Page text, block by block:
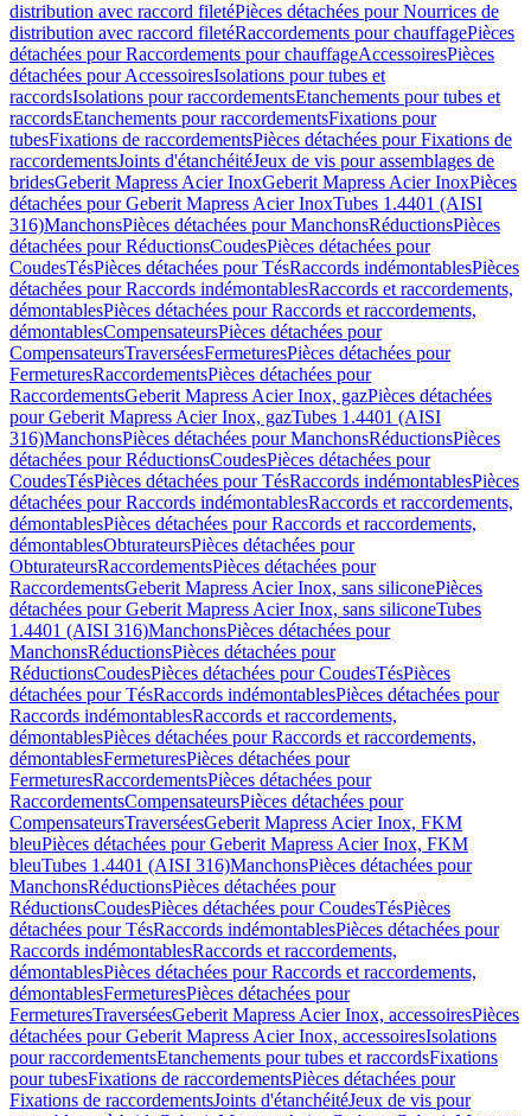
distribution avec raccord filetéPièces détachées pour Nourrices de
distribution avec raccord filetéRaccordements pour chauffagePièces
détachées pour Raccordements pour chauffageAccessoiresPièces
détachées pour AccessoiresIsolations pour tubes et
raccordsIsolations pour raccordementsEtanchements pour tubes et
raccordsEtanchements pour raccordementsFixations pour
tubesFixations de raccordementsPièces détachées pour Fixations de
raccordementsJoints d'étanchéitéJeux de vis pour assemblages de
bridesGeberit Mapress Acier InoxGeberit Mapress Acier InoxPièces
détachées pour Geberit Mapress Acier InoxTubes 1.4401 (AISI
316)ManchonsPièces détachées pour ManchonsRéductionsPièces
détachées pour RéductionsCoudesPièces détachées pour
CoudesTésPièces détachées pour TésRaccords indémontablesPièces
détachées pour Raccords indémontablesRaccords et raccordements,
démontablesPièces détachées pour Raccords et raccordements,
démontablesCompensateursPièces détachées pour
CompensateursTraverséesFermeturesPièces détachées pour
FermeturesRaccordementsPièces détachées pour
RaccordementsGeberit Mapress Acier Inox, gazPièces détachées
pour Geberit Mapress Acier Inox, gazTubes 1.4401 (AISI
316)ManchonsPièces détachées pour ManchonsRéductionsPièces
détachées pour RéductionsCoudesPièces détachées pour
CoudesTésPièces détachées pour TésRaccords indémontablesPièces
détachées pour Raccords indémontablesRaccords et raccordements,
démontablesPièces détachées pour Raccords et raccordements,
démontablesObturateursPièces détachées pour
ObturateursRaccordementsPièces détachées pour
RaccordementsGeberit Mapress Acier Inox, sans siliconePièces
détachées pour Geberit Mapress Acier Inox, sans siliconeTubes
1.4401 (AISI 316)ManchonsPièces détachées pour
ManchonsRéductionsPièces détachées pour
RéductionsCoudesPièces détachées pour CoudesTésPièces
détachées pour TésRaccords indémontablesPièces détachées pour
Raccords indémontablesRaccords et raccordements,
démontablesPièces détachées pour Raccords et raccordements,
démontablesFermeturesPièces détachées pour
FermeturesRaccordementsPièces détachées pour
RaccordementsCompensateursPièces détachées pour
CompensateursTraverséesGeberit Mapress Acier Inox, FKM
bleuPièces détachées pour Geberit Mapress Acier Inox, FKM
bleuTubes 1.4401 (AISI 316)ManchonsPièces détachées pour
ManchonsRéductionsPièces détachées pour
RéductionsCoudesPièces détachées pour CoudesTésPièces
détachées pour TésRaccords indémontablesPièces détachées pour
Raccords indémontablesRaccords et raccordements,
démontablesPièces détachées pour Raccords et raccordements,
démontablesFermeturesPièces détachées pour
FermeturesTraverséesGeberit Mapress Acier Inox, accessoiresPièces
détachées pour Geberit Mapress Acier Inox, accessoiresIsolations
pour raccordementsEtanchements pour tubes et raccordsFixations
pour tubesFixations de raccordementsPièces détachées pour
Fixations de raccordementsJoints d'étanchéitéJeux de vis pour